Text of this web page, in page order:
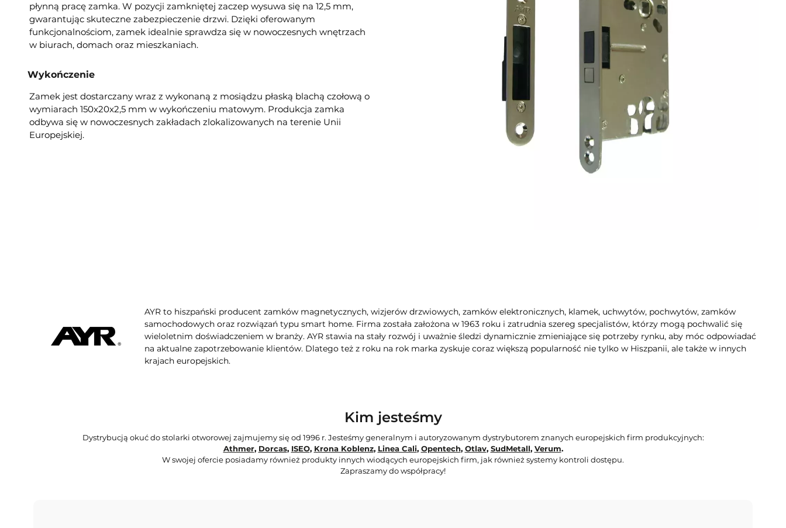
płynną pracę zamka. W pozycji zamkniętej zaczep wysuwa się na 12,5 mm,
gwarantując skuteczne zabezpieczenie drzwi. Dzięki oferowanym
funkcjonalnościom, zamek idealnie sprawdza się w nowoczesnych wnętrzach
w biurach, domach oraz mieszkaniach.
Wykończenie
Zamek jest dostarczany wraz z wykonaną z mosiądzu płaską blachą czołową o
wymiarach 150x20x2,5 mm w wykończeniu matowym. Produkcja zamka
odbywa się w nowoczesnych zakładach zlokalizowanych na terenie Unii
Europejskiej.
AYR to hiszpański producent zamków magnetycznych, wizjerów drzwiowych, zamków elektronicznych, klamek, uchwytów, pochwytów, zamków
samochodowych oraz rozwiązań typu smart home. Firma została założona w 1963 roku i zatrudnia szereg specjalistów, którzy mogą pochwalić się
wieloletnim doświadczeniem w branży. AYR stawia na stały rozwój i uważnie śledzi dynamicznie zmieniające się potrzeby rynku, aby móc odpowiadać
na aktualne zapotrzebowanie klientów. Dlatego też z roku na rok marka zyskuje coraz większą popularność nie tylko w Hiszpanii, ale także w innych
krajach europejskich.
Kim jesteśmy
Dystrybucją okuć do stolarki otworowej zajmujemy się od 1996 r. Jesteśmy generalnym i autoryzowanym dystrybutorem znanych europejskich firm produkcyjnych:
Athmer, Dorcas, ISEO, Krona Koblenz, Linea Cali, Opentech, Otlav, SudMetall, Verum.
W swojej ofercie posiadamy również produkty innych wiodących europejskich firm, jak również systemy kontroli dostępu.
Zapraszamy do współpracy!